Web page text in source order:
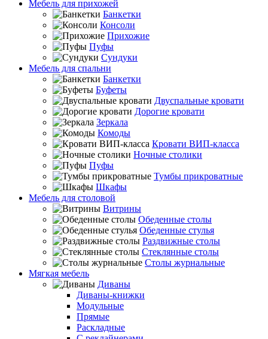
Мебель для прихожей
Банкетки
Консоли
Прихожие
Пуфы
Сундуки
Мебель для спальни
Банкетки
Буфеты
Двуспальные кровати
Дорогие кровати
Зеркала
Комоды
Кровати ВИП-класса
Ночные столики
Пуфы
Тумбы прикроватные
Шкафы
Мебель для столовой
Витрины
Обеденные столы
Обеденные стулья
Раздвижные столы
Стеклянные столы
Столы журнальные
Мягкая мебель
Диваны
Диваны-книжки
Модульные
Прямые
Раскладные